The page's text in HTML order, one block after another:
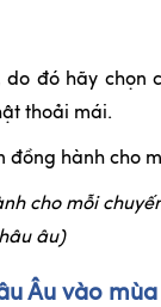
đó hãy chọn
thoải mái.
cho mỗi
âu)
Âu vào